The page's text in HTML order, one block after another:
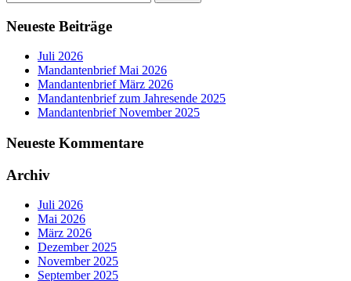
Neueste Beiträge
Juli 2026
Mandantenbrief Mai 2026
Mandantenbrief März 2026
Mandantenbrief zum Jahresende 2025
Mandantenbrief November 2025
Neueste Kommentare
Archiv
Juli 2026
Mai 2026
März 2026
Dezember 2025
November 2025
September 2025